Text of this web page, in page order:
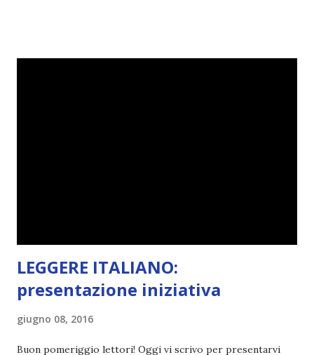
LEGGERE ITALIANO:
presentazione iniziativa
giugno 08, 2016
Buon pomeriggio lettori! Oggi vi scrivo per presentarvi